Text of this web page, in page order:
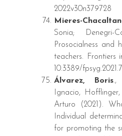
2022v30n379728
Mieres-
Sonia; Denegri-
Prosocialness and
teachers. Frontiers
10.3389/
Álvarez, Boris.,
Ignacio,
Arturo (2021).
Individual
for promoting the